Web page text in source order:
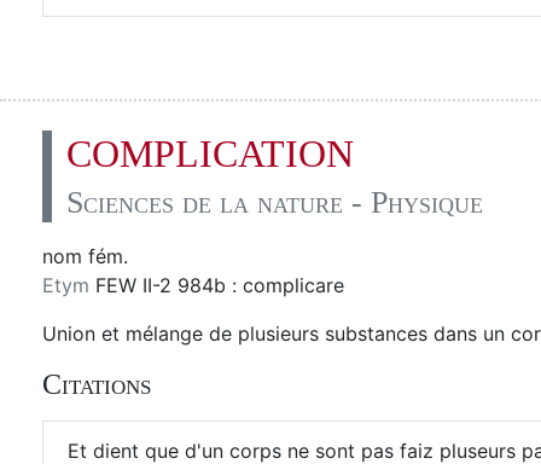
COMPLICATION
Sciences de la nature - Physique
nom fém.
Etym FEW II-2 984b : complicare
Union et mélange de plusieurs substances dans un
Citations
Et dient que d'un corps ne sont pas faiz pluseurs